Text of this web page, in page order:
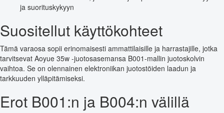
ja suorituskykyyn
Suositellut käyttökohteet
Tämä varaosa sopii erinomaisesti ammattilaisille ja harrastajille, jotka
tarvitsevat Aoyue 35w -juotosasemansa B001-mallin juotoskolvin
vaihtoa. Se on olennainen elektroniikan juotostöiden laadun ja
tarkkuuden ylläpitämiseksi.
Erot B001:n ja B004:n välillä